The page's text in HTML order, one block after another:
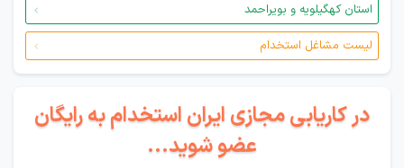
استان کهگیلویه و بویراحمد
لیست مشاغل استخدام
در کاریابی مجازی ایران استخدام به رایگان
عضو شوید...